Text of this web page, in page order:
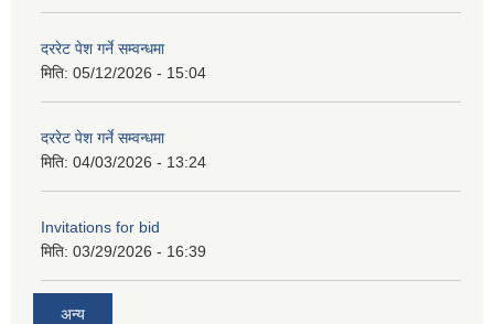
दररेट पेश गर्ने सम्वन्धमा
मिति: 05/12/2026 - 15:04
दररेट पेश गर्ने सम्वन्धमा
मिति: 04/03/2026 - 13:24
Invitations for bid
मिति: 03/29/2026 - 16:39
अन्य